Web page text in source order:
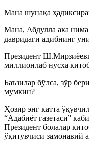
Мана шунақа
Мана, Абдулла ака
давридаги адибнинг
Президент
миллионлаб нусха
Баъзилар бўлса, зўр
мумкин?
Ҳозир энг катта
“Адабиёт газетаси”
Президент болалар
ўқитувчиси замонавий